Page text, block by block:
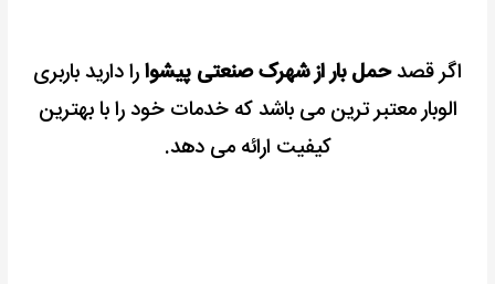
اگر قصدحمل بار از شهرک صنعتی پیشوارا دارید باربری
الوبار معتبر ترین می باشد که خدمات خود را با بهترین
کیفیت ارائه می دهد.